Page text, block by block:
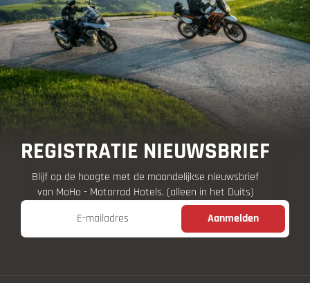
REGISTRATIE NIEUWSBRIEF
Blijf op de hoogte met de maandelijkse nieuwsbrief
van MoHo - Motorrad Hotels. (alleen in het Duits)
E-mailadres
Aanmelden